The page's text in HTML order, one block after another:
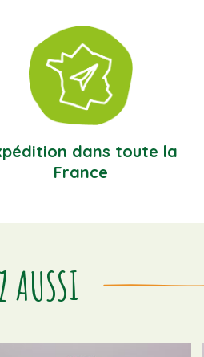
dans toute la
France
AUSSI